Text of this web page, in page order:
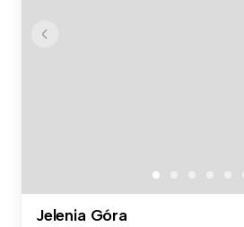
Jelenia Góra